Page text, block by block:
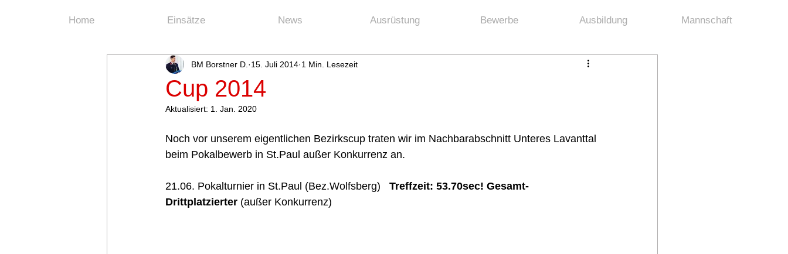
Home Einsätze News Ausrüstung Bewerbe Ausbildung Mannschaft
Cup 2014
BM Borstner D. 15. Juli 2014 1 Min. Lesezeit
Aktualisiert: 1. Jan. 2020
Noch vor unserem eigentlichen Bezirkscup traten wir im Nachbarabschnitt Unteres Lavanttal
beim Pokalbewerb in St.Paul außer Konkurrenz an.
21.06. Pokalturnier in St.Paul (Bez.Wolfsberg) Treffzeit: 53.70sec! Gesamt-
Drittplatzierter (außer Konkurrenz)